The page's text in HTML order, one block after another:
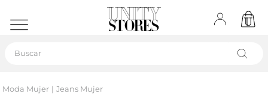
Moda Mujer Jeans Mujer